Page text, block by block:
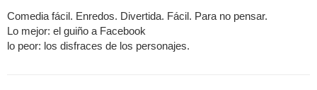
Comedia fácil. Enredos. Divertida. Fácil. Para no pensar.
Lo mejor: el guiño a Facebook
lo peor: los disfraces de los personajes.